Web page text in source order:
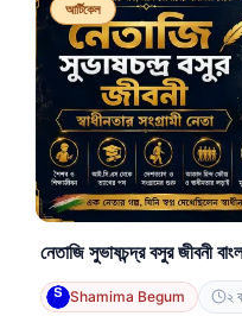
আর্টিকেল
নেতাজি সুভাষচন্দ্র বসুর জীবনী
Shamima Begum ২